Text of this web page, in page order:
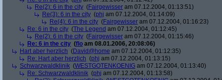
Re(2): 6 in the city (Fairgewisser am 07.12.2004, 01:13:51)
Re(3): 6 in the city (phj am 07.12.2004, 01:14:09)
Re(4): 6 in the city (Fairgewisser am 07.12.2004, 01:16:23)
Re: 6 in the city (The Legend am 07.12.2004, 01:12:45)
Re(2): 6 in the city (Fairgewisser am 07.12.2004, 01:15:46)
Re: 6 in the city (flo am 08.01.2006, 20:08:06)
Hart aber herzlich (David@home am 07.12.2004, 01:12:35)
Re: Hart aber herzlich (phj am 07.12.2004, 01:13:15)
Schwarzwaldklinik (WESTGOTENKOENIG am 07.12.2004, 01:13:40)
Re: Schwarzwaldklinik (phj am 07.12.2004, 01:13:58)